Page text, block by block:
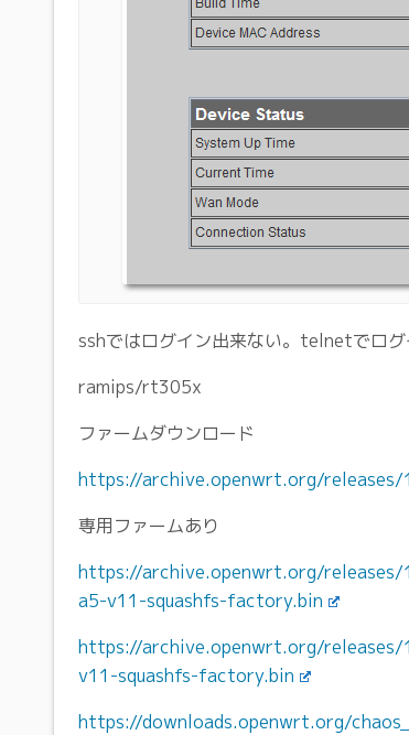
sshではログイン出来ない。telnetでログ
ramips/rt305x
ファームダウンロード
https://archive.openwrt.org/
専用ファームあり
https://archive.openwrt.org/
a5-v11-squashfs-factory.bin
https://archive.openwrt.org/
v11-squashfs-factory.bin
https://downloads.openwrt.org/